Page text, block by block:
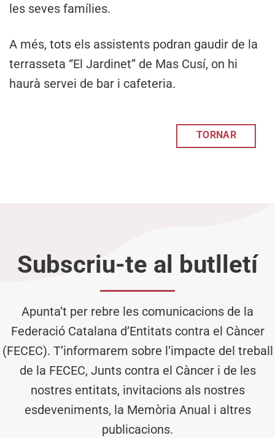
les seves famílies.
A més, tots els assistents podran gaudir de la
terrasseta “El Jardinet” de Mas Cusí, on hi
haurà servei de bar i cafeteria.
TORNAR
Subscriu-te al butlletí
Apunta’t per rebre les comunicacions de la
Federació Catalana d’Entitats contra el Càncer
(FECEC). T’informarem sobre l’impacte del treball
de la FECEC, Junts contra el Càncer i de les
nostres entitats, invitacions als nostres
esdeveniments, la Memòria Anual i altres
publicacions.